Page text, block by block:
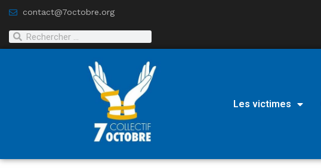
contact@7octobre.org
Les victimes